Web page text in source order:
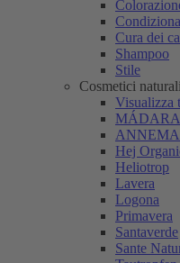
Cura dei
Shampoo
Stile
Cosmetici
Visualizza
MÁDARA
Hej
Heliotrop
Lavera
Logona
Primavera
Santaverde
Sante